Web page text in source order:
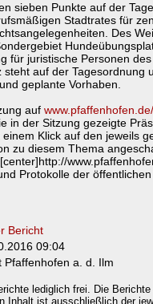
sieben Punkte auf der
Stadtrates für
Des
für juristische Personen
auf der Tagesordnung
geplante Vorhaben.
auf
in der Sitzung gezeigte
Klick auf den jeweils
zu diesem Thema
Protokolle der
Bericht
09:04
Pfaffenhofen a. d. Ilm
lediglich frei. Die
Inhalt ist ausschließlich der